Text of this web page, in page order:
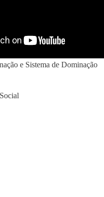
e Sistema de Dominação